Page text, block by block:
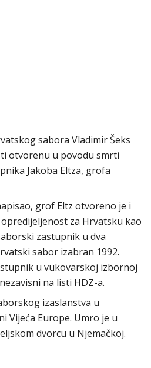
sabora Vladimir Šeks
otvorenu u povodu smrti
Jakoba Eltza, grofa
grof Eltz otvoreno je i
za Hrvatsku kao
zastupnik u dva
sabor izabran 1992.
u vukovarskoj izbornoj
na listi HDZ-a.
izaslanstva u
Vijeća Europe. Umro je u
dvorcu u Njemačkoj.